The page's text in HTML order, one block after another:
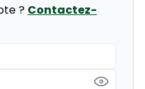
? Contactez-